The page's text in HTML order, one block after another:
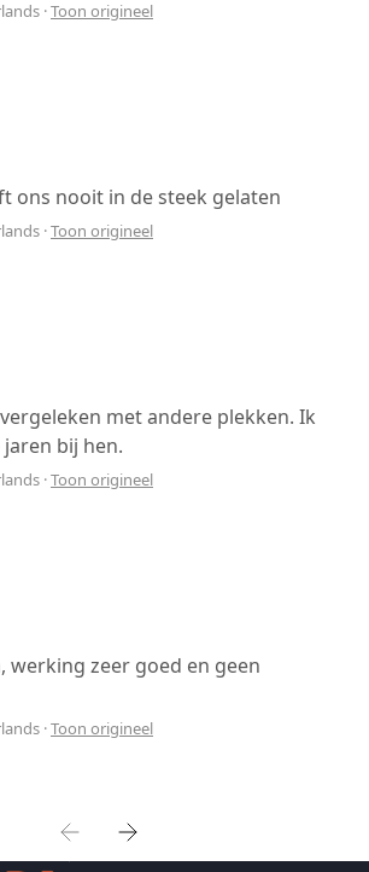
·Toon origineel
ons nooit in de steek gelaten
·Toon origineel
met andere plekken. Ik
bij hen.
·Toon origineel
werking zeer goed en geen
·Toon origineel